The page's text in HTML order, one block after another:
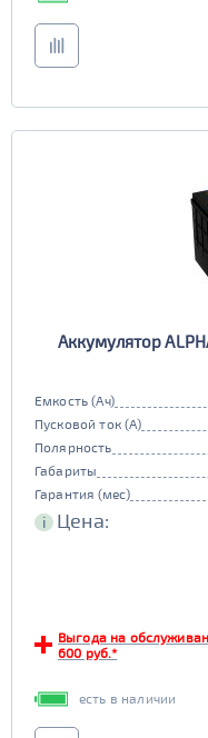
Аккумулятор
Емкость (Ач)
Пусковой ток (А)
Полярность
Габариты
Гарантия (мес)
i Цена:
Выгода на
600 руб.*
есть в наличии